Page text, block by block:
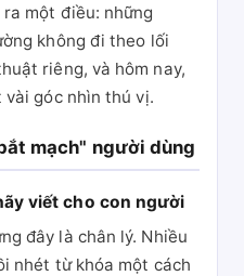
ra một điều: những
không đi theo lối
riêng, và hôm nay,
góc nhìn thú vị.
mạch" người dùng
viết cho con người
đây là chân lý. Nhiều
nhét từ khóa một cách